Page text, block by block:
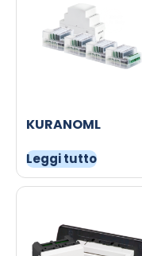
KURANOML
Leggi tutto